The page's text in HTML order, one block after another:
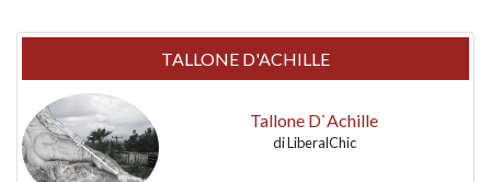
TALLONE D'ACHILLE
Tallone D`Achille
diLiberalChic